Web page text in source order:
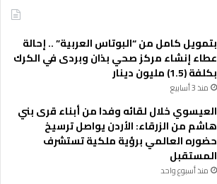
بتمويل كامل من “البوتاس العربية” .. إحالة
عطاء إنشاء مركز صحي بذان وبردى في الكرك
بكلفة (1.5) مليون دينار
منذ 3 أسابيع
العيسوي خلال لقائه وفدا من أبناء قرى بني
هاشم من الزرقاء: الأردن يواصل ترسيخ
حضوره العالمي برؤية ملكية تستشرف
المستقبل
منذ أسبوع واحد